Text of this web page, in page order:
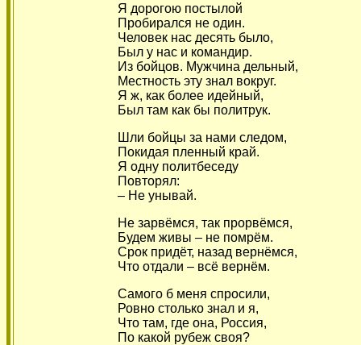
Я дорогою постылой
Пробирался не один.
Человек нас десять было,
Был у нас и командир.
Из бойцов. Мужчина дельный,
Местность эту знал вокруг.
Я ж, как более идейный,
Был там как бы политрук.
Шли бойцы за нами следом,
Покидая пленный край.
Я одну политбеседу
Повторял:
– Не унывай.
Не зарвёмся, так прорвёмся,
Будем живы – не помрём.
Срок придёт, назад вернёмся,
Что отдали – всё вернём.
Самого б меня спросили,
Ровно столько знал и я,
Что там, где она, Россия,
По какой рубеж своя?